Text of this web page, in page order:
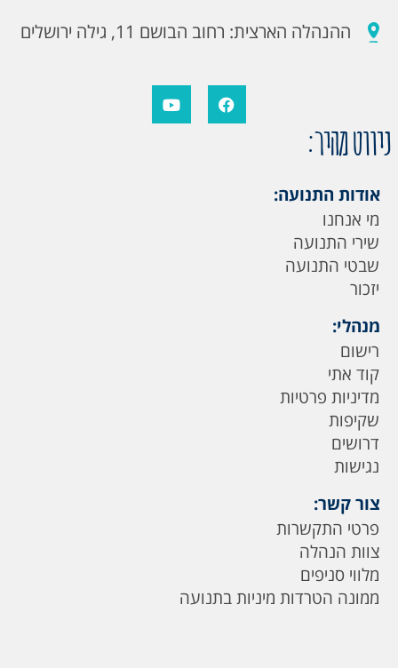
ההנהלה הארצית: רחוב הבושם 11, גילה ירושלים
ניווט מהיר:
אודות התנועה:
מי אנחנו
שירי התנועה
שבטי התנועה
יזכור
מנהלי:
רישום
קוד אתי
מדיניות פרטיות
שקיפות
דרושים
נגישות
צור קשר:
פרטי התקשרות
צוות הנהלה
מלווי סניפים
ממונה הטרדות מיניות בתנועה